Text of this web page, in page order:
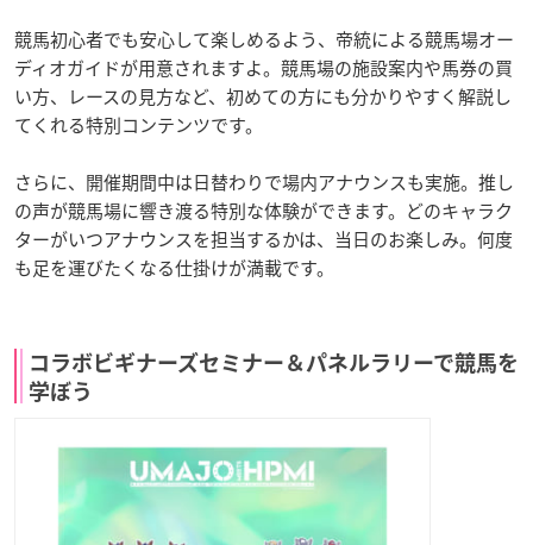
競馬初心者でも安心して楽しめるよう、帝統による競馬場オー
ディオガイドが用意されますよ。競馬場の施設案内や馬券の買
い方、レースの見方など、初めての方にも分かりやすく解説し
てくれる特別コンテンツです。
さらに、開催期間中は日替わりで場内アナウンスも実施。推し
の声が競馬場に響き渡る特別な体験ができます。どのキャラク
ターがいつアナウンスを担当するかは、当日のお楽しみ。何度
も足を運びたくなる仕掛けが満載です。
コラボビギナーズセミナー＆パネルラリーで競馬を
学ぼう